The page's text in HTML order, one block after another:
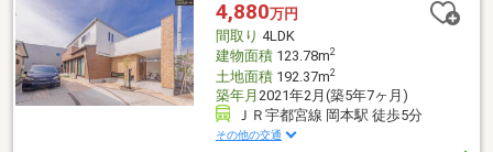
4,880万円
間取り 4LDK
建物面積123.78m2
土地面積192.37m2
築年月 2021年2月(築5年7ヶ月)
ＪＲ宇都宮線 岡本駅 徒歩5分
その他の交通